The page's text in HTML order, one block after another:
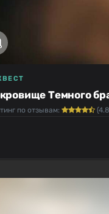
Темного
по отзывам: